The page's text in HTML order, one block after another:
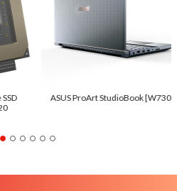
ASUS ProArt StudioBook [W730]